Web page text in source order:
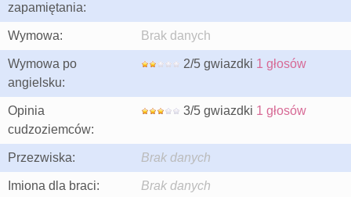
zapamiętania:
Wymowa: Brak danych
Wymowa po
angielsku:
2/5 gwiazdki 1 głosów
Opinia
cudzoziemców:
3/5 gwiazdki 1 głosów
Przezwiska: Brak danych
Imiona dla braci: Brak danych